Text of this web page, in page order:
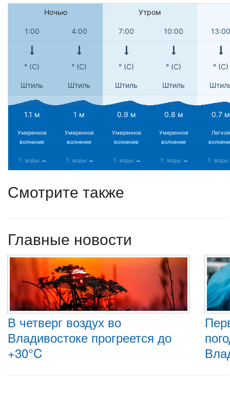
Ночью Утром
1:00 4:00 7:00 10:00 13:00
° (С) ° (С) ° (С) ° (С) ° (С)
Штиль Штиль Штиль Штиль
1.1 м 1 м 0.9 м 0.8 м 0.7 м
Умеренное
волнение
Умеренное
волнение
Умеренное
волнение
Умеренное
волнение
Легкое
Т. воды: – Т. воды: – Т. воды: – Т. воды: – Т.
Смотрите также
Главные новости
В четверг воздух во
Владивостоке прогреется до
+30°C